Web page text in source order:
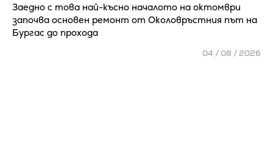
Заедно с това най-късно началото на октомври
започва основен ремонт от Околовръстния път на
Бургас до прохода
04 / 08 / 2026